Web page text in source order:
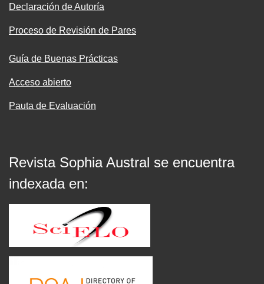
Declaración de Autoría
Proceso de Revisión de Pares
Guía de Buenas Prácticas
Acceso abierto
Pauta de Evaluación
Revista Sophia Austral se encuentra
indexada en: